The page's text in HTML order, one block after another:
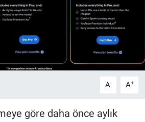
A- A+
göre daha önce aylık